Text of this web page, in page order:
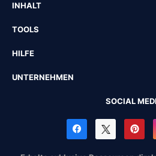
INHALT
TOOLS
HILFE
UNTERNEHMEN
SOCIAL